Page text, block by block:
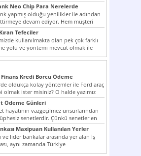
Neo Chip Para Nerelerde
yapmış olduğu yenilikler ile adından
devam ediyor. Hem müşteri
arttırmak hem...
Tefeciler
kullanılmakta olan pek çok farklı
yolu ve yöntemi mevcut olmak ile
bunlar...
Finans Kredi Borcu Ödeme
oldukça kolay yöntemler ile Ford araç
olmak ister misiniz? O halde yazımız
Ödeme Günleri
hayatının vazgeçilmez unsurlarından
senetlerdir. Çünkü senetler en
ödeme araçlarıdır. Taksitler...
Maxipuan Kullanılan Yerler
ve lider bankalar arasında yer alan İş
aynı zamanda Türkiye
ilk milli...